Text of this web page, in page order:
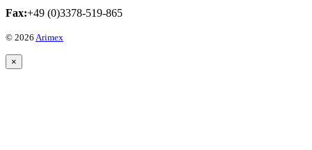
Fax:+49 (0)3378-519-865
© 2026 Arimex
×